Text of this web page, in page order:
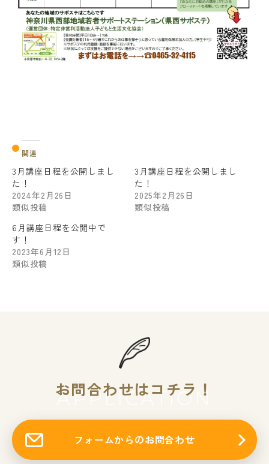
関連
3月講座日程を公開しまし
た！
2024年2月26日
類似投稿
3月講座日程を公開しまし
た！
2025年2月26日
類似投稿
6月講座日程を公開中で
す！
2023年6月12日
類似投稿
お問合わせはコチラ！
APPLICATION
フォームからのお問合わせ